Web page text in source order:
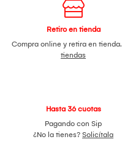
Retiro en tienda
Compra online y retira en tienda.
tiendas
Hasta 36 cuotas
Pagando con Sip
¿No la tienes? Solicítala